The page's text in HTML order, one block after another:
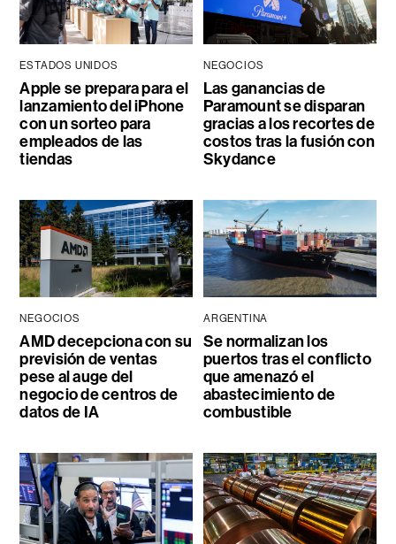
ESTADOS UNIDOS
Apple se prepara para el
lanzamiento del iPhone
con un sorteo para
empleados de las
tiendas
NEGOCIOS
Las ganancias de
Paramount se disparan
gracias a los recortes de
costos tras la fusión con
Skydance
NEGOCIOS
AMD decepciona con su
previsión de ventas
pese al auge del
negocio de centros de
datos de IA
ARGENTINA
Se normalizan los
puertos tras el conflicto
que amenazó el
abastecimiento de
combustible